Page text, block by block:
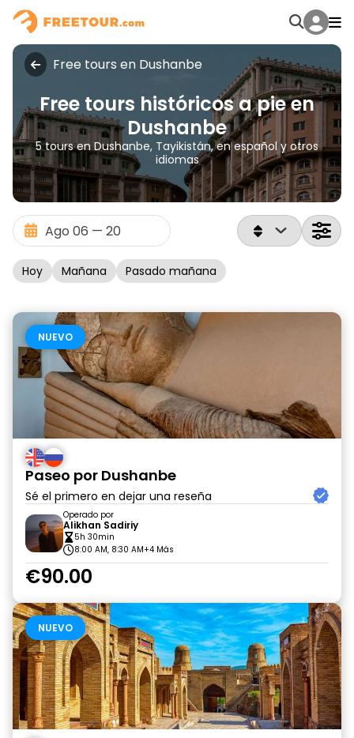
Free tours en Dushanbe
Free tours históricos a pie en
Dushanbe
5 tours en Dushanbe, Tayikistán, en español y otros
idiomas
Hoy Mañana Pasado mañana
NUEVO
Paseo por Dushanbe
Sé el primero en dejar una reseña
Operado por
Alikhan Sadiriy
5h 30min
8:00 AM, 8:30 AM+4 Más
€90.00
NUEVO